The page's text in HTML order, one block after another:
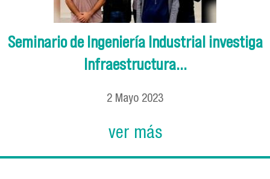
Seminario de Ingeniería Industrial investiga
Infraestructura...
2 Mayo 2023
ver más